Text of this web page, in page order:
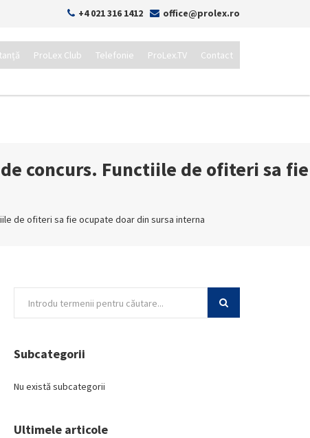
+4 021 316 1412 office@prolex.ro
ProLex Club Telefonie ProLex.TV Contact
concurs. Functiile de ofiteri sa fie
de ofiteri sa fie ocupate doar din sursa interna
Subcategorii
Nu există subcategorii
Ultimele articole